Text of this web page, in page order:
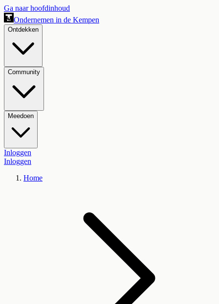
Ga naar hoofdinhoud
Ondernemen in de Kempen
Ontdekken
Community
Meedoen
Inloggen
Inloggen
Home